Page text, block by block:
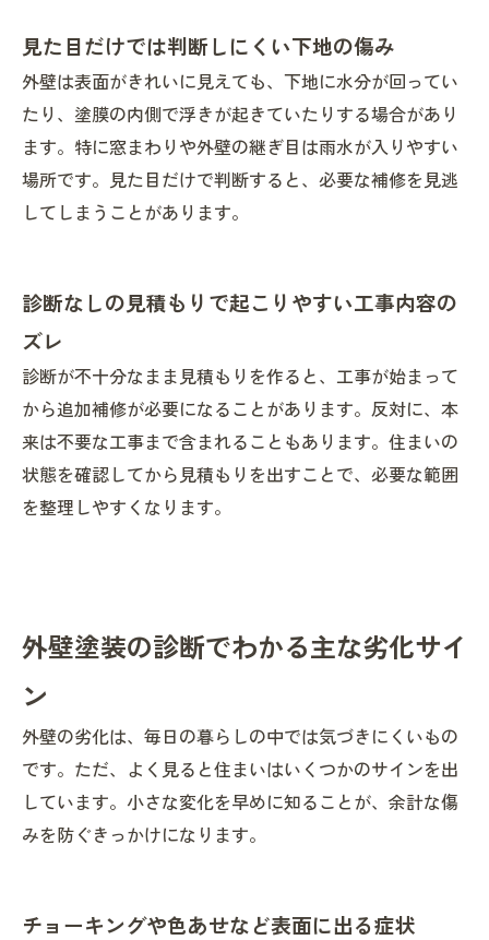
見た目だけでは判断しにくい下地の傷み
外壁は表面がきれいに見えても、下地に水分が回ってい
たり、塗膜の内側で浮きが起きていたりする場合があり
ます。特に窓まわりや外壁の継ぎ目は雨水が入りやすい
場所です。見た目だけで判断すると、必要な補修を見逃
してしまうことがあります。
診断なしの見積もりで起こりやすい工事内容の
ズレ
診断が不十分なまま見積もりを作ると、工事が始まって
から追加補修が必要になることがあります。反対に、本
来は不要な工事まで含まれることもあります。住まいの
状態を確認してから見積もりを出すことで、必要な範囲
を整理しやすくなります。
外壁塗装の診断でわかる主な劣化サイ
ン
外壁の劣化は、毎日の暮らしの中では気づきにくいもの
です。ただ、よく見ると住まいはいくつかのサインを出
しています。小さな変化を早めに知ることが、余計な傷
みを防ぐきっかけになります。
チョーキングや色あせなど表面に出る症状